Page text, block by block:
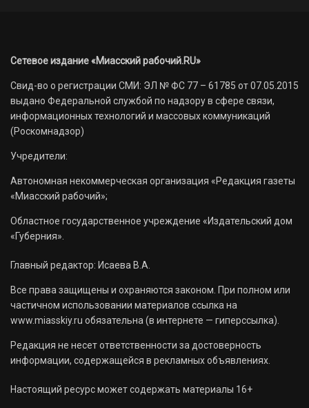
Сетевое издание «Миасский рабочий.RU»
Свид-во о регистрации СМИ: ЭЛ № ФС 77 – 61785 от 07.05.2015
выдано Федеральной службой по надзору в сфере связи,
информационных технологий и массовых коммуникаций
(Роскомнадзор)
Учредители:
Автономная некоммерческая организация «Редакция газеты
«Миасский рабочий»;
Областное государственное учреждение «Издательский дом
«Губерния».
Главный редактор: Исаева В.А.
Все права защищены и охраняются законом. При полном или
частичном использовании материалов ссылка на
www.miasskiy.ru обязательна (в интернете — гиперссылка).
Редакция не несет ответственности за достоверность
информации, содержащейся в рекламных объявлениях.
Настоящий ресурс может содержать материалы 16+